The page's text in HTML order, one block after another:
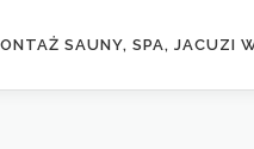
SAUNY, SPA, JACUZI